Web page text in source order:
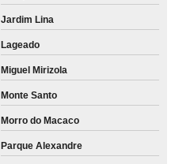
Jardim Lina
Lageado
Miguel Mirizola
Monte Santo
Morro do Macaco
Parque Alexandre